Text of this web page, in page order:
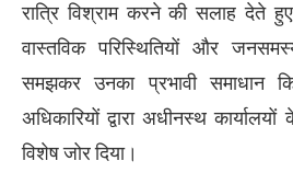
रात्रि विश्राम करने की सलाह देते
वास्तविक परिस्थितियों और
समझकर उनका प्रभावी समाधान
अधिकारियों द्वारा अधीनस्थ
विशेष जोर दिया।